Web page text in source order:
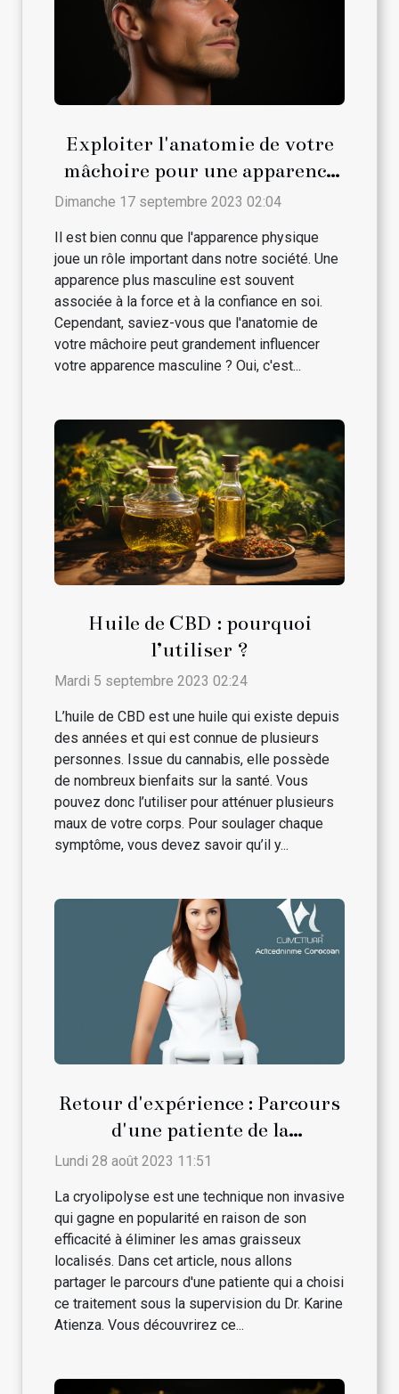
Exploiter l'anatomie de votre
mâchoire pour une apparence
plus masculine
Dimanche 17 septembre 2023 02:04
Il est bien connu que l'apparence physique
joue un rôle important dans notre société. Une
apparence plus masculine est souvent
associée à la force et à la confiance en soi.
Cependant, saviez-vous que l'anatomie de
votre mâchoire peut grandement influencer
votre apparence masculine ? Oui, c'est...
Huile de CBD : pourquoi
l’utiliser ?
Mardi 5 septembre 2023 02:24
L’huile de CBD est une huile qui existe depuis
des années et qui est connue de plusieurs
personnes. Issue du cannabis, elle possède
de nombreux bienfaits sur la santé. Vous
pouvez donc l’utiliser pour atténuer plusieurs
maux de votre corps. Pour soulager chaque
symptôme, vous devez savoir qu’il y...
Retour d'expérience : Parcours
d'une patiente de la
cryolipolyse avec le Dr. Karine
Lundi 28 août 2023 11:51
La cryolipolyse est une technique non invasive
qui gagne en popularité en raison de son
efficacité à éliminer les amas graisseux
localisés. Dans cet article, nous allons
partager le parcours d'une patiente qui a choisi
ce traitement sous la supervision du Dr. Karine
Atienza. Vous découvrirez ce...